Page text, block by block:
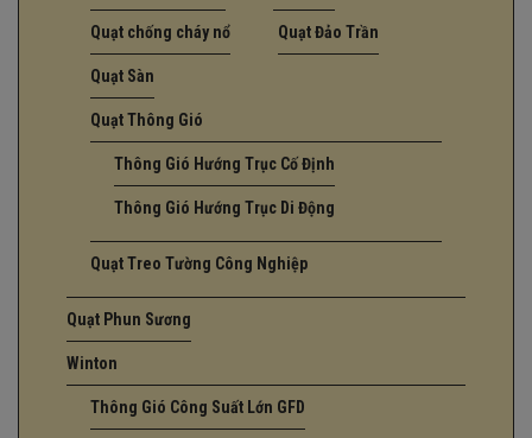
Quạt chống cháy nổ Quạt Đảo Trần
Quạt Sàn
Quạt Thông Gió
Thông Gió Hướng Trục Cố Định
Thông Gió Hướng Trục Di Động
Quạt Treo Tường Công Nghiệp
Quạt Phun Sương
Winton
Thông Gió Công Suất Lớn GFD